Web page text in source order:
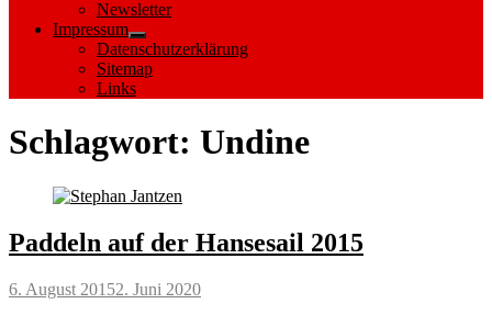
sub
menu
Newsletter
Impressum
Show
sub
menu
Datenschutzerklärung
Sitemap
Links
Schlagwort: Undine
Paddeln auf der Hansesail 2015
Posted
6. August 20152. Juni 2020